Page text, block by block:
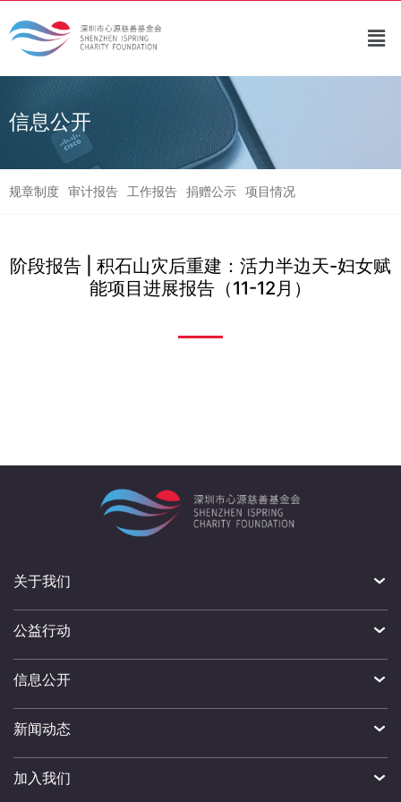
信息公开​
规章制度 审计报告 工作报告 捐赠公示 项目情况
阶段报告 | 积石山灾后重建：活力半边天-妇女赋
能项目进展报告（11-12月）
关于我们
公益行动
信息公开
新闻动态
加入我们